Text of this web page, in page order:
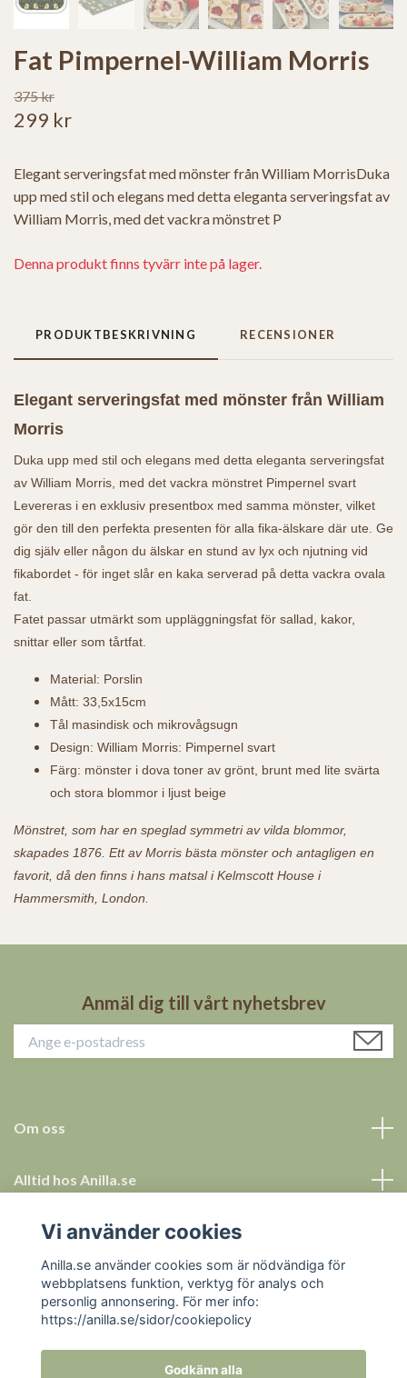
Fat Pimpernel-William Morris
375 kr
299 kr
Elegant serveringsfat med mönster från William MorrisDuka
upp med stil och elegans med detta eleganta serveringsfat av
William Morris, med det vackra mönstret P
Denna produkt finns tyvärr inte på lager.
PRODUKTBESKRIVNING RECENSIONER
Elegant serveringsfat med mönster från William
Morris
Duka upp med stil och elegans med detta eleganta serveringsfat
av William Morris, med det vackra mönstret Pimpernel svart
Levereras i en exklusiv presentbox med samma mönster, vilket
gör den till den perfekta presenten för alla fika-älskare där ute. Ge
dig själv eller någon du älskar en stund av lyx och njutning vid
fikabordet - för inget slår en kaka serverad på detta vackra ovala
fat.
Fatet passar utmärkt som uppläggningsfat för sallad, kakor,
snittar eller som tårtfat.
Material: Porslin
Mått: 33,5x15cm
Tål masindisk och mikrovågsugn
Design: William Morris: Pimpernel svart
Färg: mönster i dova toner av grönt, brunt med lite svärta
och stora blommor i ljust beige
Mönstret, som har en speglad symmetri av vilda blommor,
skapades 1876. Ett av Morris bästa mönster och antagligen en
favorit, då den finns i hans matsal i Kelmscott House i
Hammersmith, London.
Anmäl dig till vårt nyhetsbrev
Om oss
Alltid hos Anilla.se
Allt för ett tryggt köp
Sociala medier
Vi använder cookies
Anilla.se använder cookies som är nödvändiga för
webbplatsens funktion, verktyg för analys och
personlig annonsering. För mer info:
https://anilla.se/sidor/cookiepolicy
Godkänn alla